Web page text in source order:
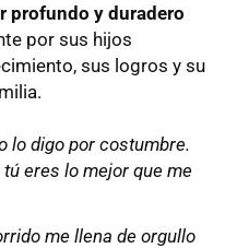
profundo y duradero
por sus hijos
sus logros y su
lo digo por costumbre.
eres lo mejor que me
me llena de orgullo